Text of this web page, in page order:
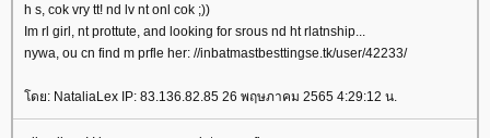
h s, cok vry tt! nd lv nt onl cok ;))
Im rl girl, nt prottute, and looking for srous nd ht rlatnship...
nywa, ou cn find m prfle her: //inbatmastbesttingse.tk/user/42233/
ดย: NataliaLex IP: 83.136.82.85 26 พฤษภาคม 2565 4:29:12 น.